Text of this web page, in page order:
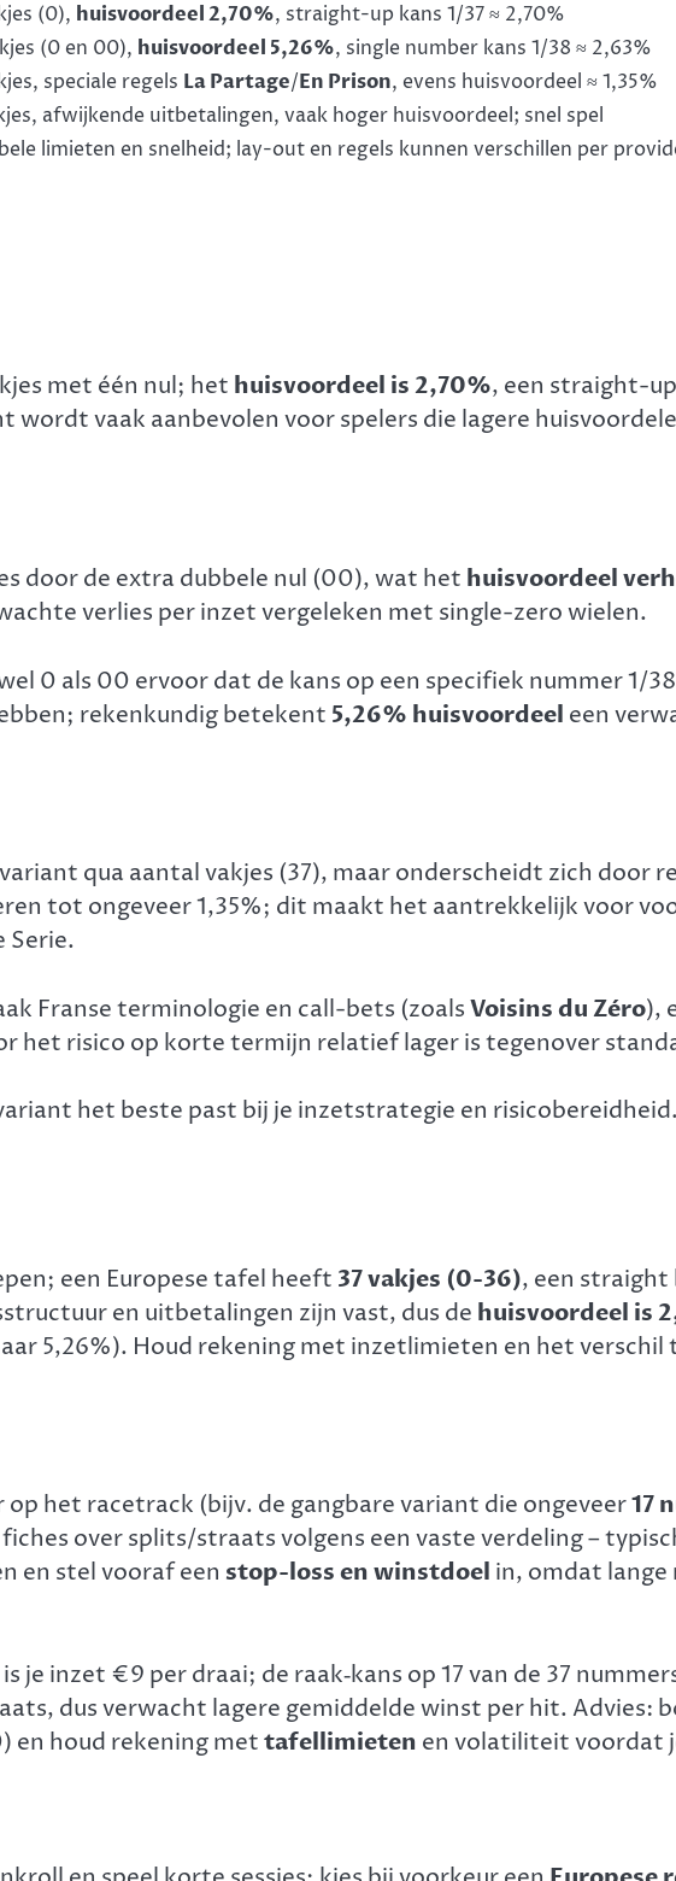
(0), huisvoordeel 2,70%, straight-up kans 1/37 ≈ 2,70%
(0 en 00), huisvoordeel 5,26%, single number kans 1/38 ≈ 2,63%
speciale regels La Partage/En Prison, evens huisvoordeel ≈ 1,35%
afwijkende uitbetalingen, vaak hoger huisvoordeel; snel spel
limieten en snelheid; lay-out en regels kunnen verschillen per
met één nul; het huisvoordeel is 2,70%, een straight-
wordt vaak aanbevolen voor spelers die lagere
door de extra dubbele nul (00), wat het huisvoordeel
verlies per inzet vergeleken met single-zero wielen.
0 als 00 ervoor dat de kans op een specifiek nummer 1/
rekenkundig betekent 5,26% huisvoordeel een
qua aantal vakjes (37), maar onderscheidt zich door
tot ongeveer 1,35%; dit maakt het aantrekkelijk voor
Serie.
Franse terminologie en call-bets (zoalsVoisins du Zéro),
het risico op korte termijn relatief lager is tegenover
het beste past bij je inzetstrategie en risicobereidheid.
een Europese tafel heeft 37 vakjes (0-36), een
en uitbetalingen zijn vast, dus de huisvoordeel is
5,26%). Houd rekening met inzetlimieten en het verschil
het racetrack (bijv. de gangbare variant die ongeveer17
over splits/straats volgens een vaste verdeling –
en stel vooraf een stop-loss en winstdoel in, omdat lange
je inzet €9 per draai; de raak‑kans op 17 van de 37
dus verwacht lagere gemiddelde winst per hit. Advies:
en houd rekening mettafellimieten en volatiliteit voordat